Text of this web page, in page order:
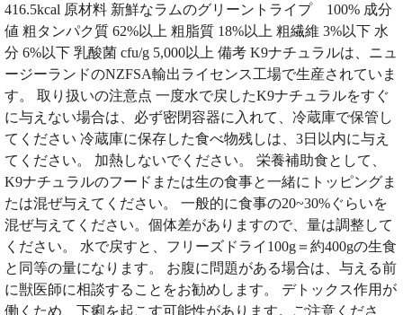
416.5kcal 原材料 新鮮なラムのグリーントライプ 100% 成分
値 粗タンパク質 62%以上 粗脂質 18%以上 粗繊維 3%以下 水
分 6%以下 乳酸菌 cfu/g 5,000以上 備考 K9ナチュラルは、ニュ
ージーランドのNZFSA輸出ライセンス工場で生産されていま
す。 取り扱いの注意点 一度水で戻したK9ナチュラルをすぐ
に与えない場合は、必ず密閉容器に入れて、冷蔵庫で保管し
てください 冷蔵庫に保存した食べ物残しは、3日以内に与え
てください。 加熱しないでください。 栄養補助食として、
K9ナチュラルのフードまたは生の食事と一緒にトッピングま
たは混ぜ与えてください。 一般的に食事の20~30%ぐらいを
混ぜ与えてください。個体差がありますので、量は調整して
ください。 水で戻すと、フリーズドライ100g＝約400gの生食
と同等の量になります。 お腹に問題がある場合は、与える前
に獣医師に相談することをお勧めします。 デトックス作用が
働くため、下痢を起こす可能性があります。ご注意くださ